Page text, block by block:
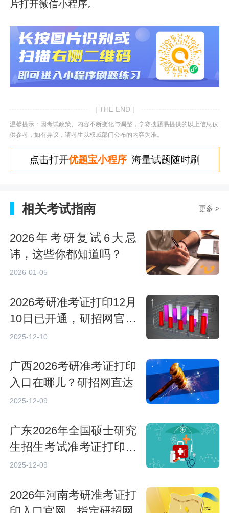
片打开微信小程序。
| THE END |
温馨提示：因考试政策、内容不断变化与调整，学赛搜题易提供的以上信息仅
供参考，如有异议，请考生以权威部门公布的内容为准。
点击打开优题宝小程序海量试题随时刷
相关考试指南 更多 >
2026年考研复试6大忌
讳，这些你都知道吗？
2026-01-05
2026考研准考证打印12月
10日已开通，研招网官网
直达入口
2025-12-10
广西2026考研准考证打印
入口在哪儿？研招网直达
2025-12-09
广东2026年全国硕士研究
生招生考试准考证打印入
口
2025-12-09
2026年河南考研准考证打